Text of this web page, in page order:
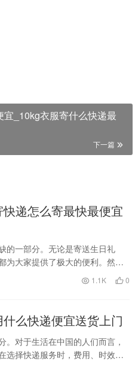
_10kg衣服寄什么快递最
下一篇
递怎么寄最快最便宜
的一部分。无论是寄送生日礼
为大家提供了极大的便利。然
1.1K 0
么快递便宜送货上门
对于生活在中国的人们而言，
选择快递服务时，费用、时效和